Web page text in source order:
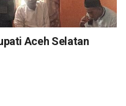
Aceh Selatan